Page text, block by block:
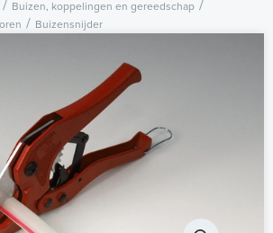
Buizen, koppelingen en gereedschap
Buizensnijder